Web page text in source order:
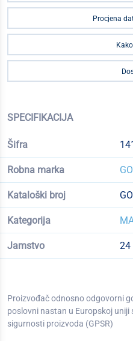
Procjena
SPECIFIKACIJA
Šifra
Robna marka
Kataloški broj
Kategorija
Jamstvo 24
Proizvođač odnosno odgovorni
poslovni nastan u Europskoj uniji
sigurnosti proizvoda (GPSR)